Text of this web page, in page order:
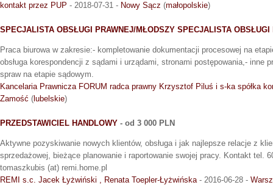
kontakt przez PUP - 2018-07-31 - Nowy Sącz (małopolskie)
SPECJALISTA OBSŁUGI PRAWNEJ/MŁODSZY SPECJALISTA OBSŁUGI
Praca biurowa w zakresie:- kompletowanie dokumentacji procesowej na
obsługa korespondencji z sądami i urządami, stronami postępowania,- inne
spraw na etapie sądowym.
Kancelaria Prawnicza FORUM radca prawny Krzysztof Piluś i s-ka spółka
Zamość ( lubelskie)
PRZEDSTAWICIEL HANDLOWY - od 3 000 PLN
Aktywne pozyskiwanie nowych klientów, obsługa i jak najlepsze relacje z
sprzedażowej, bieżące planowanie i raportowanie swojej pracy. Kontakt tel.
tomaszkubis (at) remi.home.pl
REMI s.c. Jacek Łyżwiński , Renata Toepler-Łyżwińska- 2016-06-28 -